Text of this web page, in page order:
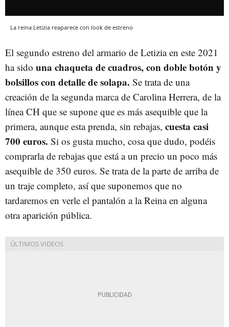
La reina Letizia reaparece con look de estreno
El segundo estreno del armario de Letizia en este 2021
ha sido una chaqueta de cuadros, con doble botón y
bolsillos con detalle de solapa. Se trata de una
creación de la segunda marca de Carolina Herrera, de la
línea CH que se supone que es más asequible que la
primera, aunque esta prenda, sin rebajas, cuesta casi
700 euros. Si os gusta mucho, cosa que dudo, podéis
comprarla de rebajas que está a un precio un poco más
asequible de 350 euros. Se trata de la parte de arriba de
un traje completo, así que suponemos que no
tardaremos en verle el pantalón a la Reina en alguna
otra aparición pública.